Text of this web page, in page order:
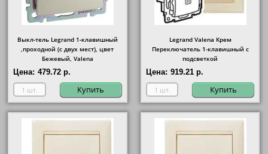
Выкл-тель Legrand 1-клавишный
,проходной (с двух мест), цвет
Бежевый, Valena
Цена: 479.72 р.
Купить
Legrand Valena Крем
Переключатель 1-клавишный с
подсветкой
Цена: 919.21 р.
Купить